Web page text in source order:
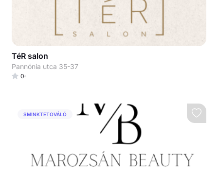
TéR salon
Pannónia utca 35-37
0
SMINKTETOVÁLÓ